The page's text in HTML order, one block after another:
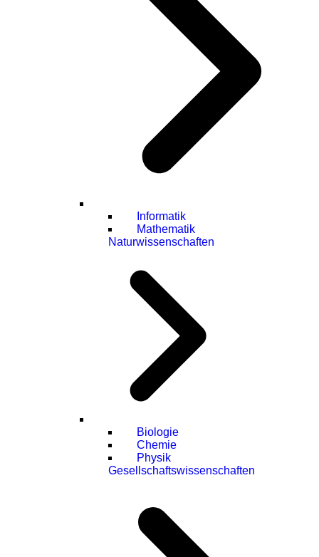
Informatik
Mathematik
Naturwissenschaften
Biologie
Chemie
Physik
Gesellschaftswissenschaften